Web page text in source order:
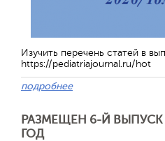
Изучить перечень статей в
https://pediatriajournal.ru/hot
подробнее
РАЗМЕЩЕН 6-Й ВЫПУСК
ГОД